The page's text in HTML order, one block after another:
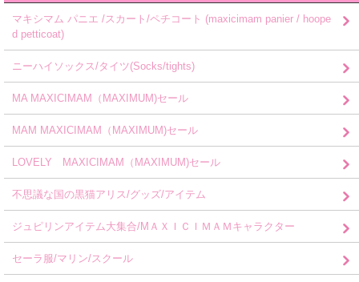
マキシマム パニエ /スカート/ペチコート (maxicimam panier / hoope
d petticoat)
ニーハイソックス/タイツ(Socks/tights)
MA MAXICIMAM（MAXIMUM)セール
MAM MAXICIMAM（MAXIMUM)セール
LOVELY MAXICIMAM（MAXIMUM)セール
不思議な国の黒猫アリス/グッズ/アイテム
ジュピリンアイテム大集合/MＡＸＩＣＩＭＡＭキャラクター
セーラ服/マリン/スクール